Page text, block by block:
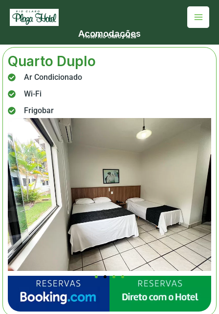
para
conteúdo
Acomodações
Hotel Rio Claro Plaza
Quarto Duplo
Ar Condicionado
Wi-Fi
Frigobar